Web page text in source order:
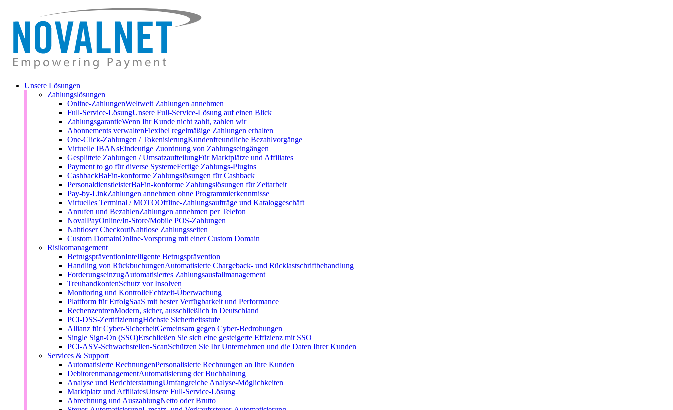
Unsere Lösungen
Zahlungslösungen
Online-ZahlungenWeltweit Zahlungen annehmen
Full-Service-LösungUnsere Full-Service-Lösung auf einen Blick
ZahlungsgarantieWenn Ihr Kunde nicht zahlt, zahlen wir
Abonnements verwaltenFlexibel regelmäßige Zahlungen erhalten
One-Click-Zahlungen / TokenisierungKundenfreundliche Bezahlvorgänge
Virtuelle IBANsEindeutige Zuordnung von Zahlungseingängen
Gesplittete Zahlungen / UmsatzaufteilungFür Marktplätze und Affiliates
Payment to go für diverse SystemeFertige Zahlungs-Plugins
CashbackBaFin-konforme Zahlungslösungen für Cashback
PersonaldienstleisterBaFin-konforme Zahlungslösungen für Zeitarbeit
Pay-by-LinkZahlungen annehmen ohne Programmierkenntnisse
Virtuelles Terminal / MOTOOffline-Zahlungsaufträge und Kataloggeschäft
Anrufen und BezahlenZahlungen annehmen per Telefon
NovalPayOnline/In-Store/Mobile POS-Zahlungen
Nahtloser CheckoutNahtlose Zahlungsseiten
Custom DomainOnline-Vorsprung mit einer Custom Domain
Risikomanagement
BetrugspräventionIntelligente Betrugsprävention
Handling von RückbuchungenAutomatisierte Chargeback- und Rücklastschriftbehandlung
ForderungseinzugAutomatisiertes Zahlungsausfallmanagement
TreuhandkontenSchutz vor Insolven
Monitoring und KontrolleEchtzeit-Überwachung
Plattform für ErfolgSaaS mit bester Verfügbarkeit und Performance
RechenzentrenModern, sicher, ausschließlich in Deutschland
PCI-DSS-ZertifizierungHöchste Sicherheitsstufe
Allianz für Cyber-SicherheitGemeinsam gegen Cyber-Bedrohungen
Single Sign-On (SSO)Erschließen Sie sich eine gesteigerte Effizienz mit SSO
PCI-ASV-Schwachstellen-ScanSchützen Sie Ihr Unternehmen und die Daten Ihrer Kunden
Services & Support
Automatisierte RechnungenPersonalisierte Rechnungen an Ihre Kunden
DebitorenmanagementAutomatisierung der Buchhaltung
Analyse und BerichterstattungUmfangreiche Analyse-Möglichkeiten
Marktplatz und AffiliatesUnsere Full-Service-Lösung
Abrechnung und AuszahlungNetto oder Brutto